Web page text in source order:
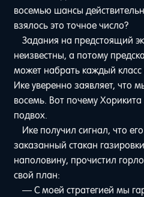
восемью шансы
взялось это точное число?
Задания на предстоящий
неизвестны, а потому
может набрать каждый класс
Ике уверенно заявляет, что
восемь. Вот почему
подвох.
Ике получил сигнал, что
заказанный стакан
наполовину, прочистил
свой план:
— С моей стратегией мы